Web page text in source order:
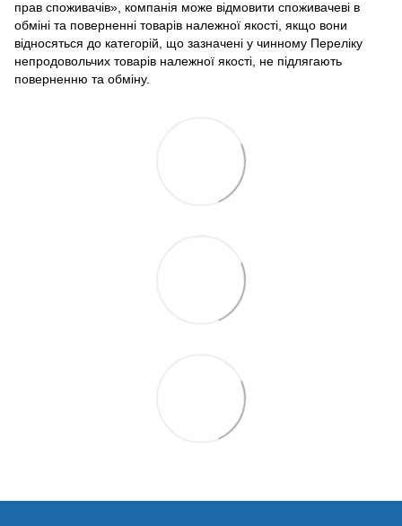
прав споживачів», компанія може відмовити споживачеві в
обміні та поверненні товарів належної якості, якщо вони
відносяться до категорій, що зазначені у чинному Переліку
непродовольчих товарів належної якості, не підлягають
поверненню та обміну.